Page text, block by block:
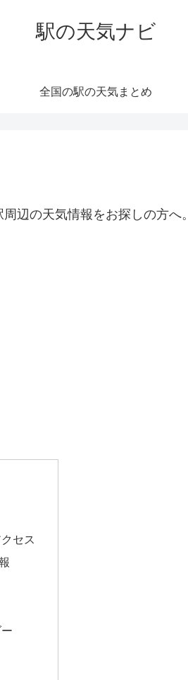
駅の天気ナビ
全国の駅の天気まとめ
辺の天気情報をお探しの方へ。
セス